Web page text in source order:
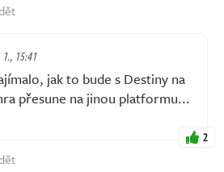
15:41
jak to bude s Destiny na
přesune na jinou platformu...
2